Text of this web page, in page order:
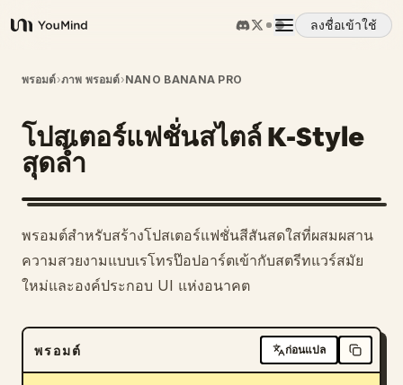
YouMind
ลงชื่อเข้าใช้
ภาพรวม
กรณีการใช้งาน
ทักษะ
พรอมต์
ดาวน์โหลด
พรอมต์›ภาพ พรอมต์›NANO BANANA PRO
โปสเตอร์แฟชั่นสไตล์ K-Style
สุดล้ำ
พรอมต์สำหรับสร้างโปสเตอร์แฟชั่นสีสันสดใสที่ผสมผสาน
ความสวยงามแบบเรโทรป๊อปอาร์ตเข้ากับสตรีทแวร์สมัย
ใหม่และองค์ประกอบ UI แห่งอนาคต
พรอมต์ ก่อนแปล